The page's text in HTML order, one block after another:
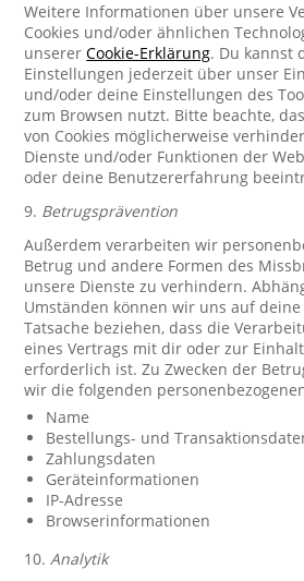
Weitere Informationen über unsere
Cookies und/oder ähnlichen
unsererCookie-Erklärung. Du kannst
Einstellungen jederzeit über unser
und/oder deine Einstellungen des
zum Browsen nutzt. Bitte beachte,
von Cookies möglicherweise
Dienste und/oder Funktionen der
oder deine Benutzererfahrung
9. Betrugsprävention
Außerdem verarbeiten wir
Betrug und andere Formen des
unsere Dienste zu verhindern.
Umständen können wir uns auf
Tatsache beziehen, dass die
eines Vertrags mit dir oder zur
erforderlich ist. Zu Zwecken der
wir die folgenden
Name
Bestellungs- und
Zahlungsdaten
Geräteinformationen
IP-Adresse
Browserinformationen
10.Analytik